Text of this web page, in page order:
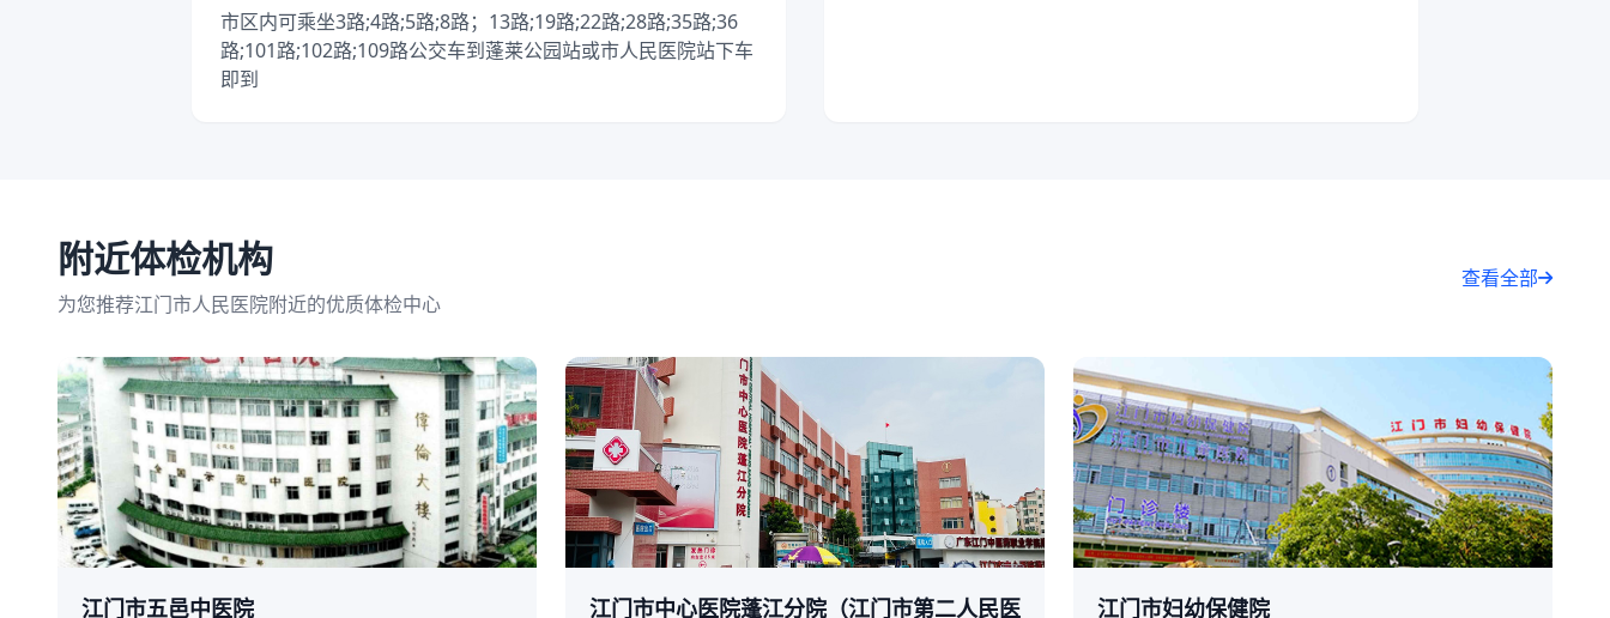
市区内可乘坐3路;4路;5路;8路；13路;19路;22路;28路;35路;36
路;101路;102路;109路公交车到蓬莱公园站或市人民医院站下车
即到
附近体检机构
为您推荐江门市人民医院附近的优质体检中心
查看全部
江门市五邑中医院 江门市中心医院蓬江分院（江门市第二人民医 江门市妇幼保健院